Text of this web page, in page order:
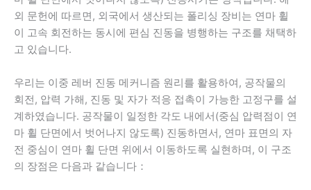
외 문헌에 따르면, 외국에서 생산되는 폴리싱 장비는 연마 휠
이 고속 회전하는 동시에 편심 진동을 병행하는 구조를 채택하
고 있습니다.
우리는 이중 레버 진동 메커니즘 원리를 활용하여, 공작물의
회전, 압력 가해, 진동 및 자가 적응 접촉이 가능한 고정구를 설
계하였습니다. 공작물이 일정한 각도 내에서(중심 압력점이 연
마 휠 단면에서 벗어나지 않도록) 진동하면서, 연마 표면의 자
전 중심이 연마 휠 단면 위에서 이동하도록 실현하며, 이 구조
의 장점은 다음과 같습니다：